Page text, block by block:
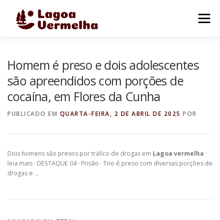
Menu
FALE CONOSCO
Homem é preso e dois adolescentes
são apreendidos com porções de
cocaína, em Flores da Cunha
PUBLICADO EM QUARTA-FEIRA, 2 DE ABRIL DE 2025 POR
Dois homens são presos por tráfico de drogas em Lagoa vermelha ·
leia mais · DESTAQUE 04 · Prisão · Trio é preso com diversas porções de
drogas e …